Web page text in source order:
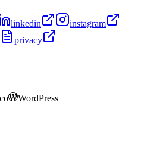
linkedin
instagram
privacy
WordPress